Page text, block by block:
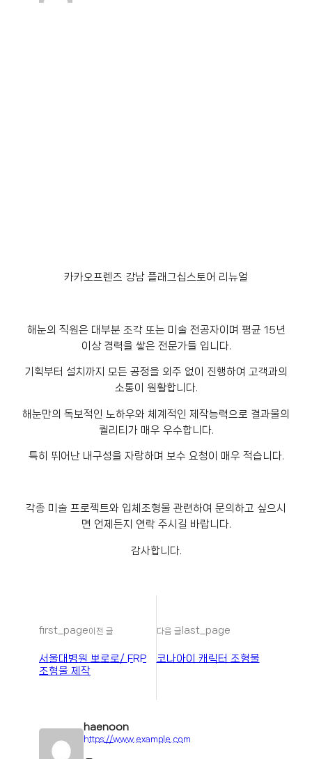
카카오프렌즈 강남 플래그십스토어 리뉴얼
해눈의 직원은 대부분 조각 또는 미술 전공자이며 평균 15년
이상 경력을 쌓은 전문가들 입니다.
기획부터 설치까지 모든 공정을 외주 없이 진행하여 고객과의
소통이 원활합니다.
해눈만의 독보적인 노하우와 체계적인 제작능력으로 결과물의
퀄리티가 매우 우수합니다.
특히 뛰어난 내구성을 자랑하며 보수 요청이 매우 적습니다.
각종 미술 프로젝트와 입체조형물 관련하여 문의하고 싶으시
면 언제든지 연락 주시길 바랍니다.
감사합니다.
first_page이전 글
서울대병원 뽀로로/ FRP
조형물 제작
다음 글 last_page
코나아이 캐릭터 조형물
haenoon
https://www.example.com